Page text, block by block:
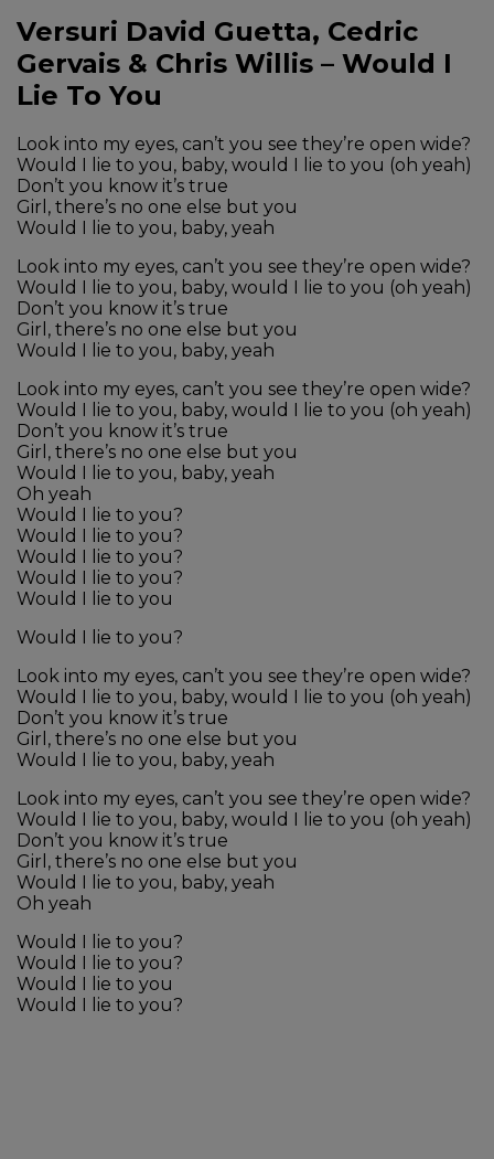
Versuri David Guetta, Cedric
Gervais & Chris Willis – Would I
Lie To You
Look into my eyes, can’t you see they’re open wide?
Would I lie to you, baby, would I lie to you (oh yeah)
Don’t you know it’s true
Girl, there’s no one else but you
Would I lie to you, baby, yeah
Look into my eyes, can’t you see they’re open wide?
Would I lie to you, baby, would I lie to you (oh yeah)
Don’t you know it’s true
Girl, there’s no one else but you
Would I lie to you, baby, yeah
Look into my eyes, can’t you see they’re open wide?
Would I lie to you, baby, would I lie to you (oh yeah)
Don’t you know it’s true
Girl, there’s no one else but you
Would I lie to you, baby, yeah
Oh yeah
Would I lie to you?
Would I lie to you?
Would I lie to you?
Would I lie to you?
Would I lie to you
Would I lie to you?
Look into my eyes, can’t you see they’re open wide?
Would I lie to you, baby, would I lie to you (oh yeah)
Don’t you know it’s true
Girl, there’s no one else but you
Would I lie to you, baby, yeah
Look into my eyes, can’t you see they’re open wide?
Would I lie to you, baby, would I lie to you (oh yeah)
Don’t you know it’s true
Girl, there’s no one else but you
Would I lie to you, baby, yeah
Oh yeah
Would I lie to you?
Would I lie to you?
Would I lie to you
Would I lie to you?